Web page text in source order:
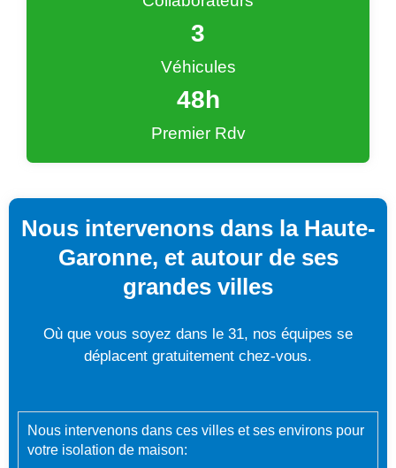
Véhicules
4
Premier Rdv
48h
Nous intervenons dans la Haute-
Garonne, et autour de ses
grandes villes
Où que vous soyez dans le 31, nos équipes se
déplacent gratuitement chez-vous.
Nous intervenons dans ces villes et ses environs pour
votre isolation de maison: